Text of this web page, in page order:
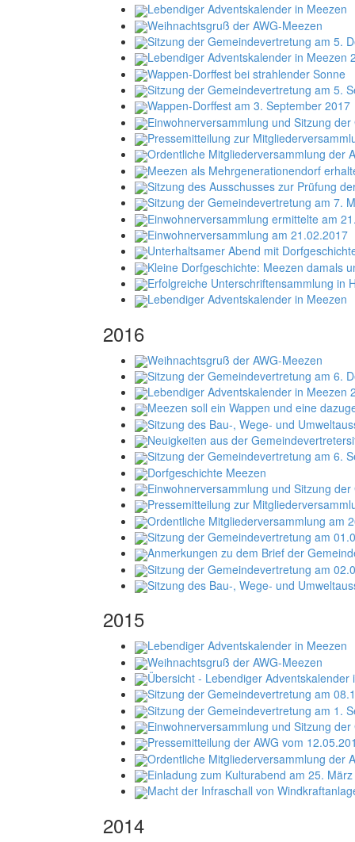
Lebendiger Adventskalender in Meezen
Weihnachtsgruß der AWG-Meezen
Sitzung der Gemeindevertretung am 5.
Lebendiger Adventskalender in Meezen
Wappen-Dorffest bei strahlender Sonne
Sitzung der Gemeindevertretung am 5.
Wappen-Dorffest am 3. September 2017
Einwohnerversammlung und Sitzung
Pressemitteilung zur
Ordentliche Mitgliederversammlung der
Meezen als Mehrgenerationendorf
Sitzung des Ausschusses zur Prüfung
Sitzung der Gemeindevertretung am 7.
Einwohnerversammlung ermittelte am
Einwohnerversammlung am 21.02.2017
Unterhaltsamer Abend mit
Kleine Dorfgeschichte: Meezen damals
Erfolgreiche Unterschriftensammlung in
Lebendiger Adventskalender in Meezen
2016
Weihnachtsgruß der AWG-Meezen
Sitzung der Gemeindevertretung am 6.
Lebendiger Adventskalender in Meezen
Meezen soll ein Wappen und eine
Sitzung des Bau-, Wege- und
Neuigkeiten aus der
Sitzung der Gemeindevertretung am 6.
Dorfgeschichte Meezen
Einwohnerversammlung und Sitzung
Pressemitteilung zur
Ordentliche Mitgliederversammlung am
Sitzung der Gemeindevertretung am
Anmerkungen zu dem Brief der
Sitzung der Gemeindevertretung am
Sitzung des Bau-, Wege- und
2015
Lebendiger Adventskalender in Meezen
Weihnachtsgruß der AWG-Meezen
Übersicht - Lebendiger Adventskalender
Sitzung der Gemeindevertretung am
Sitzung der Gemeindevertretung am 1.
Einwohnerversammlung und Sitzung
Pressemitteilung der AWG vom
Ordentliche Mitgliederversammlung der
Einladung zum Kulturabend am 25.
Macht der Infraschall von
2014